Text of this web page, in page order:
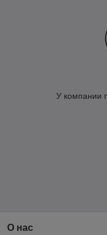
У компании
О нас